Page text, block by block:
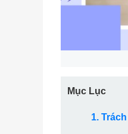
Mục Lục
1.